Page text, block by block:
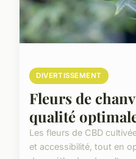
DIVERTISSEMENT
Fleurs de
qualité
Les fleurs de CBD
et accessibilité, tout en